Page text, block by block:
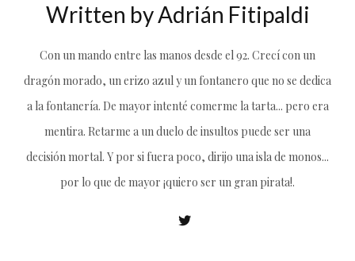
Written byAdrián Fitipaldi
Con un mando entre las manos desde el 92. Crecí con un
dragón morado, un erizo azul y un fontanero que no se dedica
a la fontanería. De mayor intenté comerme la tarta... pero era
mentira. Retarme a un duelo de insultos puede ser una
decisión mortal. Y por si fuera poco, dirijo una isla de monos...
por lo que de mayor ¡quiero ser un gran pirata!.